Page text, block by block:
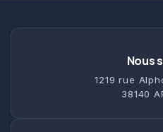
Nous
1219 rue
38140